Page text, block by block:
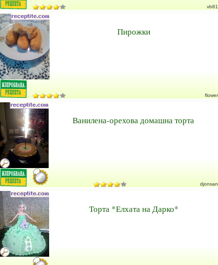
vb81
Пирожки
flower
Ванилена-орехова домашна торта
djonsan
Торта *Елхата на Дарко*